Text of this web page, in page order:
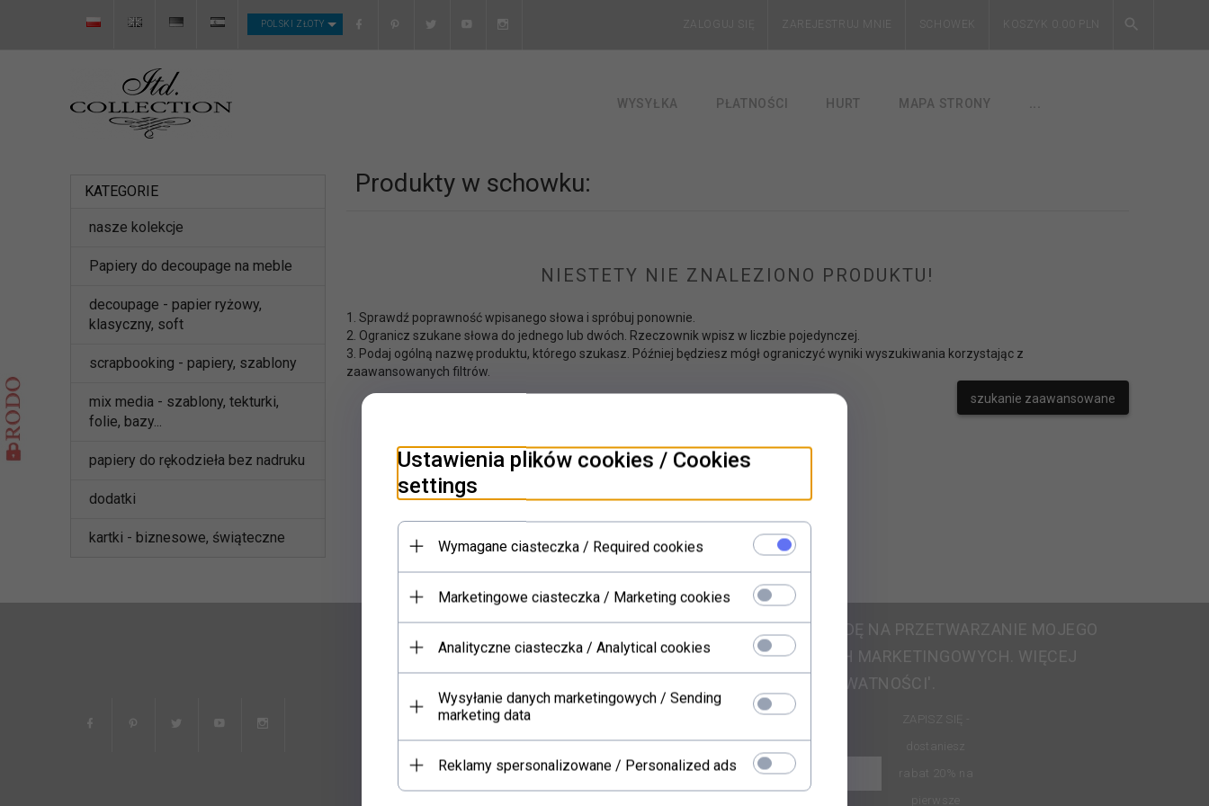
CURRENCY_H
POLSKI ZŁOTY ZALOGUJ SIĘ ZAREJESTRUJ MNIE SCHOWEK KOSZYK
WYSYŁKA PŁATNOŚCI HURT MAPA STRONY
KATEGORIE
nasze kolekcje
Papiery do decoupage na meble
decoupage - papier ryżowy,
klasyczny, soft
scrapbooking - papiery, szablony
mix media - szablony, tekturki,
folie, bazy...
papiery do rękodzieła bez nadruku
dodatki
kartki - biznesowe, świąteczne
Produkty w schowku:
NIESTETY NIE ZNALEZIONO PRODUKTU!
1. Sprawdź poprawność wpisanego słowa i spróbuj ponownie.
2. Ogranicz szukane słowa do jednego lub dwóch. Rzeczownik wpisz w liczbie pojedynczej.
3. Podaj ogólną nazwę produktu, którego szukasz. Później będziesz mógł ograniczyć wyniki wyszukiwania korzystając z
zaawansowanych filtrów.
szukanie zaawansowane
NEWSLETTER - WYRAŻAM ZGODĘ NA PRZETWARZANIE MOJEGO
ADRESU MAILOWEGO W CELACH MARKETINGOWYCH. WIĘCEJ
INFORMACJI W 'POLITYCE PRYWATNOŚCI'.
ZAPISZ SIĘ -
dostaniesz
rabat 20% na
pierwsze
Ustawienia plików cookies / Cookies
settings
Wymagane ciasteczka / Required cookies
Marketingowe ciasteczka / Marketing cookies
Analityczne ciasteczka / Analytical cookies
Wysyłanie danych marketingowych / Sending
marketing data
Reklamy spersonalizowane / Personalized ads